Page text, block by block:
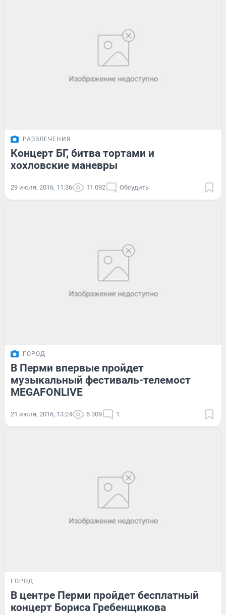
РАЗВЛЕЧЕНИЯ
Концерт БГ, битва тортами и
хохловские маневры
29 июля, 2016, 11:36 11 092 Обсудить
ГОРОД
В Перми впервые пройдет
музыкальный фестиваль-телемост
MEGAFONLIVE
21 июля, 2016, 13:24 6 309 1
ГОРОД
В центре Перми пройдет бесплатный
концерт Бориса Гребенщикова